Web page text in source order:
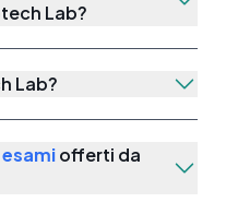
Lab?
Lab?
esamiofferti da